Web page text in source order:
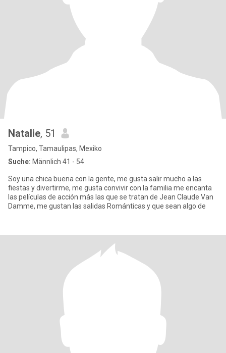
Natalie, 51
Tampico, Tamaulipas, Mexiko
Suche: Männlich 41 - 54
Soy una chica buena con la gente, me gusta salir mucho a las
fiestas y divertirme, me gusta convivir con la familia me encanta
las películas de acción más las que se tratan de Jean Claude Van
Damme, me gustan las salidas Románticas y que sean algo de